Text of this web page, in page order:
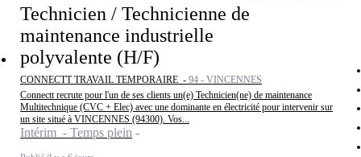
Technicien / Technicienne de
maintenance industrielle
polyvalente (H/F)
CONNECTT TRAVAIL TEMPORAIRE - 94 - VINCENNES
Connectt recrute pour l'un de ses clients un(e) Technicien(ne) de maintenance
Multitechnique (CVC + Elec) avec une dominante en électricité pour intervenir sur
un site situé à VINCENNES (94300). Vos...
Intérim - Temps plein